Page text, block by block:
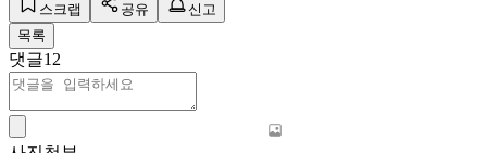
스크랩 공유
신고
목록
댓글12